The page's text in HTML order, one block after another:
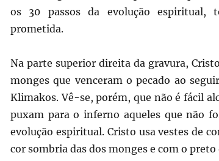
os 30 passos da evolução espiritual,
prometida.
Na parte superior direita da gravura,
monges que venceram o pecado ao
Klimakos. Vê-se, porém, que não é fácil
puxam para o inferno aqueles que não
evolução espiritual. Cristo usa vestes de
cor sombria das dos monges e com o